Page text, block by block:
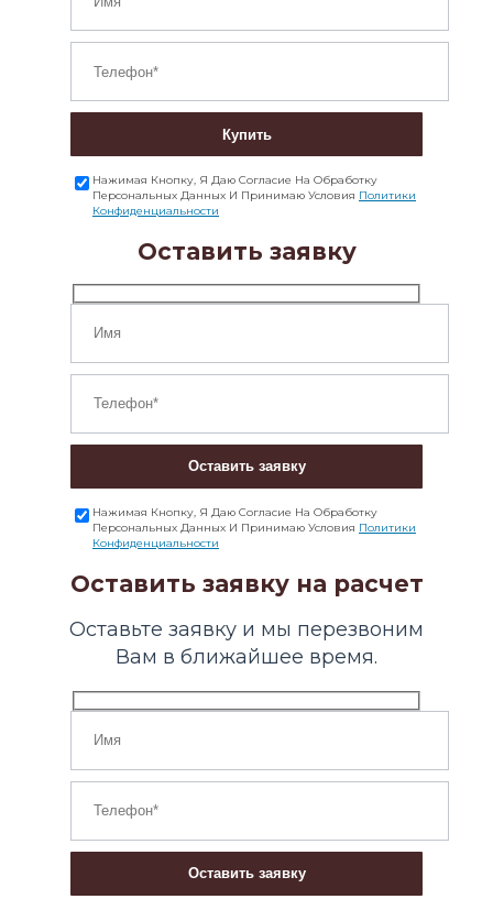
Купить
Нажимая Кнопку, Я Даю Согласие На Обработку
Персональных Данных И Принимаю Условия Политики
Конфиденциальности
Оставить заявку
Оставить заявку
Нажимая Кнопку, Я Даю Согласие На Обработку
Персональных Данных И Принимаю Условия Политики
Конфиденциальности
Оставить заявку на расчет
Оставьте заявку и мы перезвоним
Вам в ближайшее время.
Оставить заявку